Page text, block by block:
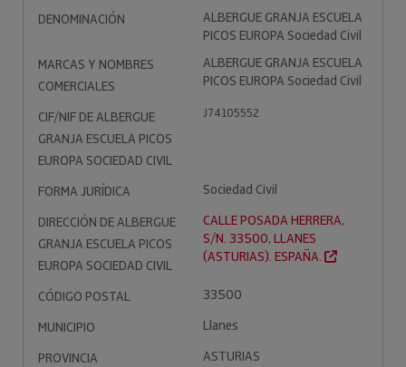
DENOMINACIÓN
ALBERGUE GRANJA ESCUELA
PICOS EUROPA Sociedad Civil
MARCAS Y NOMBRES
COMERCIALES
ALBERGUE GRANJA ESCUELA
PICOS EUROPA Sociedad Civil
CIF/NIF DE ALBERGUE
GRANJA ESCUELA PICOS
EUROPA SOCIEDAD CIVIL
J74105552
FORMA JURÍDICA
Sociedad Civil
DIRECCIÓN DE ALBERGUE
GRANJA ESCUELA PICOS
EUROPA SOCIEDAD CIVIL
CALLE POSADA HERRERA,
S/N. 33500, LLANES
(ASTURIAS). ESPAÑA.
CÓDIGO POSTAL
33500
MUNICIPIO
Llanes
PROVINCIA
ASTURIAS